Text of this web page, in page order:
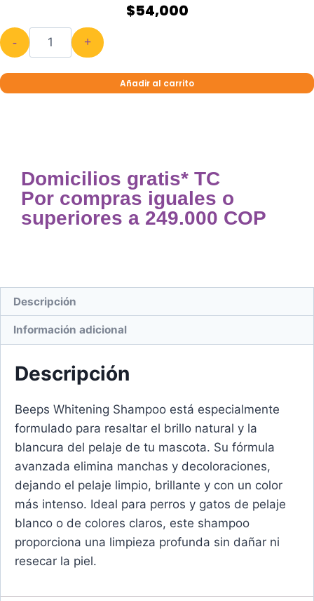
$54,000
- +
Añadir al carrito
Domicilios gratis* TC
Por compras iguales o
superiores a 249.000 COP
Descripción
Información adicional
Descripción
Beeps Whitening Shampoo está especialmente
formulado para resaltar el brillo natural y la
blancura del pelaje de tu mascota. Su fórmula
avanzada elimina manchas y decoloraciones,
dejando el pelaje limpio, brillante y con un color
más intenso. Ideal para perros y gatos de pelaje
blanco o de colores claros, este shampoo
proporciona una limpieza profunda sin dañar ni
resecar la piel.